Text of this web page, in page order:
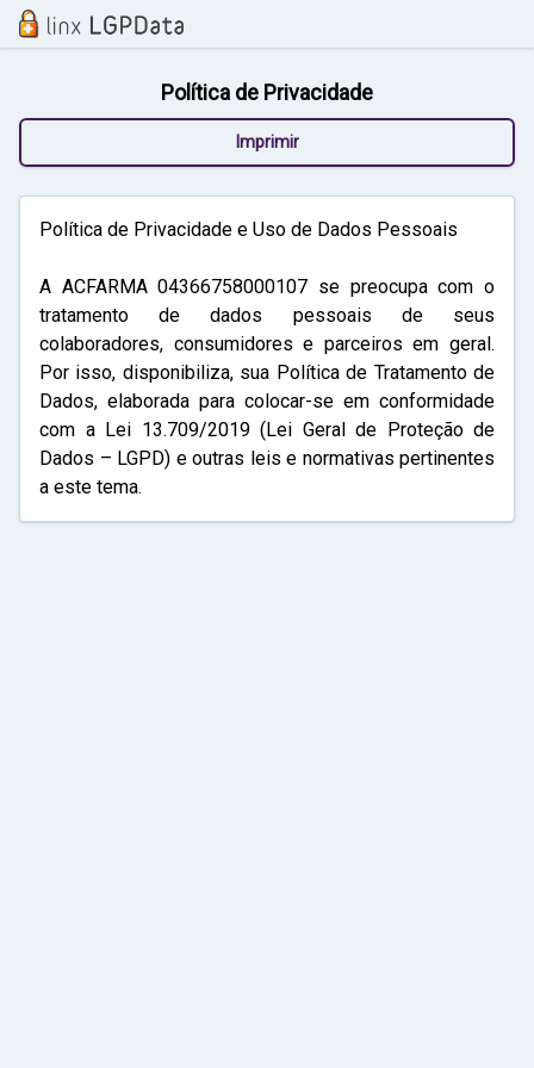
Política de Privacidade
Imprimir
Política de Privacidade e Uso de Dados Pessoais
A ACFARMA 04366758000107 se preocupa com o
tratamento de dados pessoais de seus
colaboradores, consumidores e parceiros em geral.
Por isso, disponibiliza, sua Política de Tratamento de
Dados, elaborada para colocar-se em conformidade
com a Lei 13.709/2019 (Lei Geral de Proteção de
Dados – LGPD) e outras leis e normativas pertinentes
a este tema.